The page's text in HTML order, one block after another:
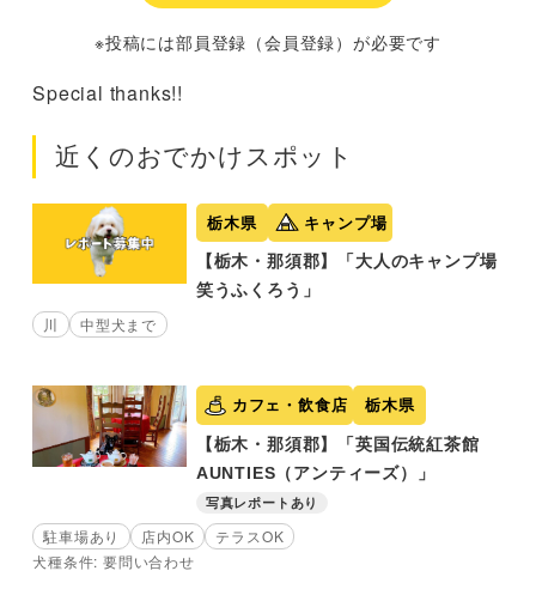
※投稿には部員登録（会員登録）が必要です
Special thanks!!
近くのおでかけスポット
栃木県 キャンプ場
【栃木・那須郡】「大人のキャンプ場
笑うふくろう」
川 中型犬まで
カフェ・飲食店 栃木県
【栃木・那須郡】「英国伝統紅茶館
AUNTIES（アンティーズ）」
写真レポートあり
駐車場あり 店内OK
テラスOK
犬種条件: 要問い合わせ